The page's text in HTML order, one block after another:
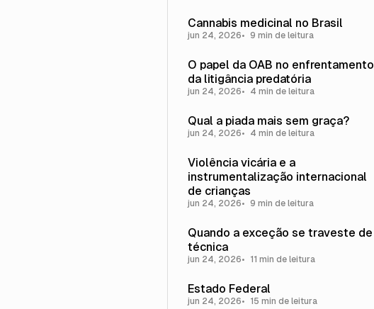
Cannabis medicinal no Brasil
jun 24, 2026 9 min de leitura
O papel da OAB no enfrentamento
da litigância predatória
jun 24, 2026 4 min de leitura
Qual a piada mais sem graça?
jun 24, 2026 4 min de leitura
Violência vicária e a
instrumentalização internacional
de crianças
jun 24, 2026 9 min de leitura
Quando a exceção se traveste de
técnica
jun 24, 2026 11 min de leitura
Estado Federal
jun 24, 2026 15 min de leitura